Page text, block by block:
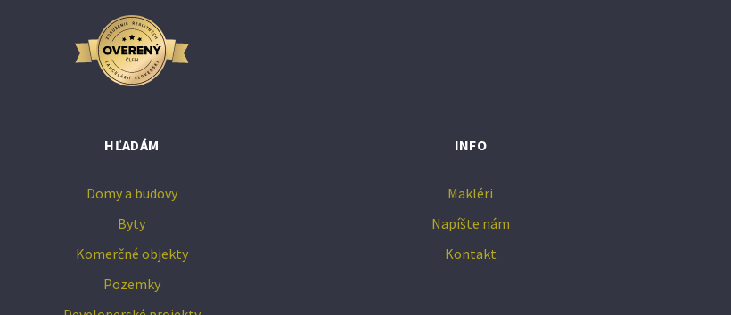
HĽADÁM
Domy a budovy
Byty
Komerčné objekty
Pozemky
INFO
Makléri
Napíšte nám
Kontakt